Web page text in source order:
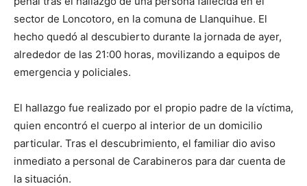
sector de Loncotoro, en la comuna de Llanquihue. El
hecho quedó al descubierto durante la jornada de ayer,
alrededor de las 21:00 horas, movilizando a equipos de
emergencia y policiales.
El hallazgo fue realizado por el propio padre de la víctima,
quien encontró el cuerpo al interior de un domicilio
particular. Tras el descubrimiento, el familiar dio aviso
inmediato a personal de Carabineros para dar cuenta de
la situación.